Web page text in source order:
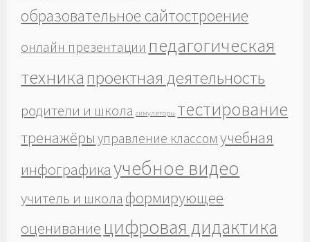
образовательное сайтостроение
онлайн презентации педагогическая
техника проектная деятельность
родители и школа симуляторы тестирование
тренажёры управление классом учебная
инфографикаучебное видео
учитель и школа формирующее
оценивание цифровая дидактика